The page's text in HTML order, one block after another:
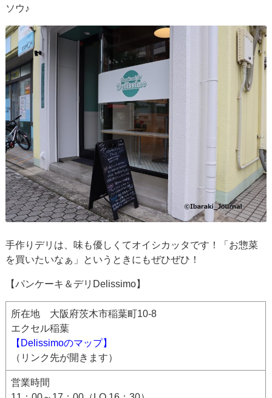
ソウ♪
手作りデリは、味も優しくてオイシカッタです！「お惣菜
を買いたいなぁ」というときにもぜひぜひ！
【パンケーキ＆デリDelissimo】
所在地 大阪府茨木市稲葉町10-8
エクセル稲葉
【Delissimoのマップ】
（リンク先が開きます）
営業時間